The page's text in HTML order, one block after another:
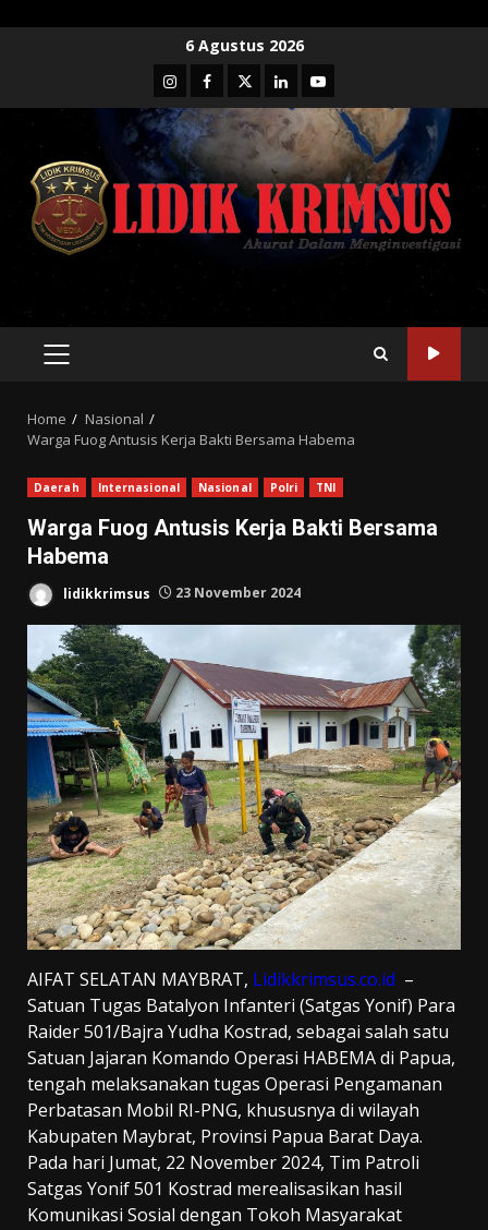
6 Agustus 2026
InstagramFacebook
TwitterLinkedinYoutube
PRIMARY
Home
Nasional
Warga Fuog Antusis Kerja Bakti Bersama Habema
Daerah Internasional Nasional Polri TNI
Warga Fuog Antusis Kerja Bakti Bersama
Habema
lidikkrimsus 23 November 2024
AIFAT SELATAN MAYBRAT, Lidikkrimsus.co.id –
Satuan Tugas Batalyon Infanteri (Satgas Yonif) Para
Raider 501/Bajra Yudha Kostrad, sebagai salah satu
Satuan Jajaran Komando Operasi HABEMA di Papua,
tengah melaksanakan tugas Operasi Pengamanan
Perbatasan Mobil RI-PNG, khususnya di wilayah
Kabupaten Maybrat, Provinsi Papua Barat Daya.
Pada hari Jumat, 22 November 2024, Tim Patroli
Satgas Yonif 501 Kostrad merealisasikan hasil
Komunikasi Sosial dengan Tokoh Masyarakat